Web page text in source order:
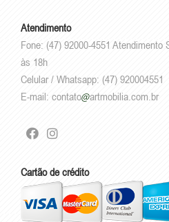
Atendimento
Fone: (47) 92000-4551
às 18h
Celular / Whatsapp: (47) 920004551
E-mail: contato artmobilia.com.br
Cartão de crédito